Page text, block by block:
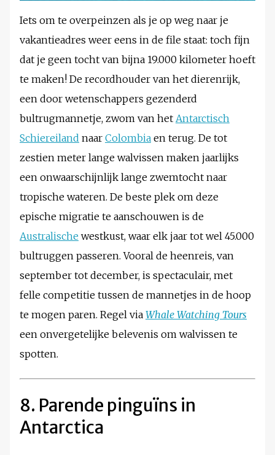
Iets om te overpeinzen als je op weg naar je
vakantieadres weer eens in de file staat: toch fijn
dat je geen tocht van bijna 19.000 kilometer hoeft
te maken! De recordhouder van het dierenrijk,
een door wetenschappers gezenderd
bultrugmannetje, zwom van het Antarctisch
Schiereiland naar Colombia en terug. De tot
zestien meter lange walvissen maken jaarlijks
een onwaarschijnlijk lange zwemtocht naar
tropische wateren. De beste plek om deze
epische migratie te aanschouwen is de
Australische westkust, waar elk jaar tot wel 45.000
bultruggen passeren. Vooral de heenreis, van
september tot december, is spectaculair, met
felle competitie tussen de mannetjes in de hoop
te mogen paren. Regel via Whale Watching Tours
een onvergetelijke belevenis om walvissen te
spotten.
8. Parende pinguïns in
Antarctica